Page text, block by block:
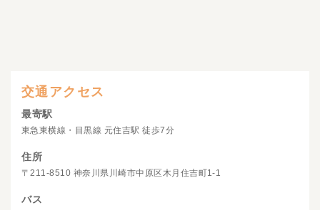
交通アクセス
最寄駅
東急東横線・目黒線 元住吉駅 徒歩7分
住所
〒211-8510 神奈川県川崎市中原区木月住吉町1-1
バス